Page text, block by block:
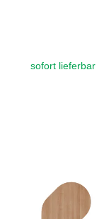
sofort lieferbar